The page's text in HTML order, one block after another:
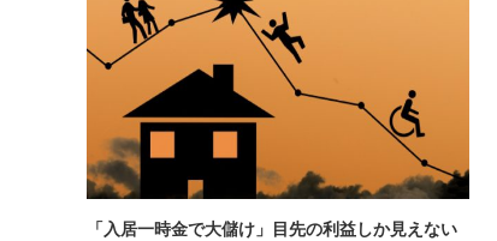
「入居一時金で大儲け」目先の利益しか見えない